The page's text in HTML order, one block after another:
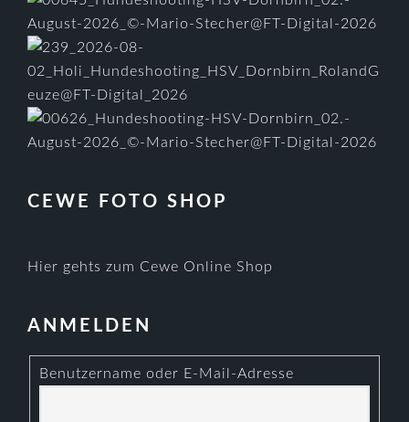
CEWE FOTO SHOP
Hier gehts zum Cewe Online Shop
ANMELDEN
Benutzername oder E-Mail-Adresse